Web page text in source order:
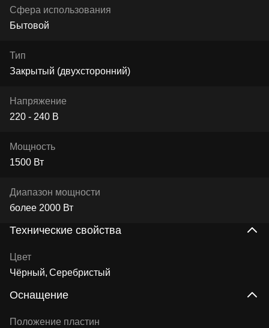
Сфера использования
Бытовой
Тип
Закрытый (двухсторонний)
Напряжение
220 - 240 В
Мощность
1500 Вт
Диапазон мощности
более 2000 Вт
Технические свойства
Цвет
Чёрный Серебристый
Оснащение
Положение пластин